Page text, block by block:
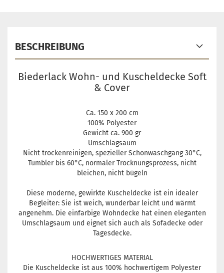
BESCHREIBUNG
Biederlack Wohn- und Kuscheldecke Soft
& Cover
Ca. 150 x 200 cm
100% Polyester
Gewicht ca. 900 gr
Umschlagsaum
Nicht trockenreinigen, spezieller Schonwaschgang 30°C,
Tumbler bis 60°C, normaler Trocknungsprozess, nicht
bleichen, nicht bügeln
Diese moderne, gewirkte Kuscheldecke ist ein idealer
Begleiter: Sie ist weich, wunderbar leicht und wärmt
angenehm. Die einfarbige Wohndecke hat einen eleganten
Umschlagsaum und eignet sich auch als Sofadecke oder
Tagesdecke.
HOCHWERTIGES MATERIAL
Die Kuscheldecke ist aus 100% hochwertigem Polyester